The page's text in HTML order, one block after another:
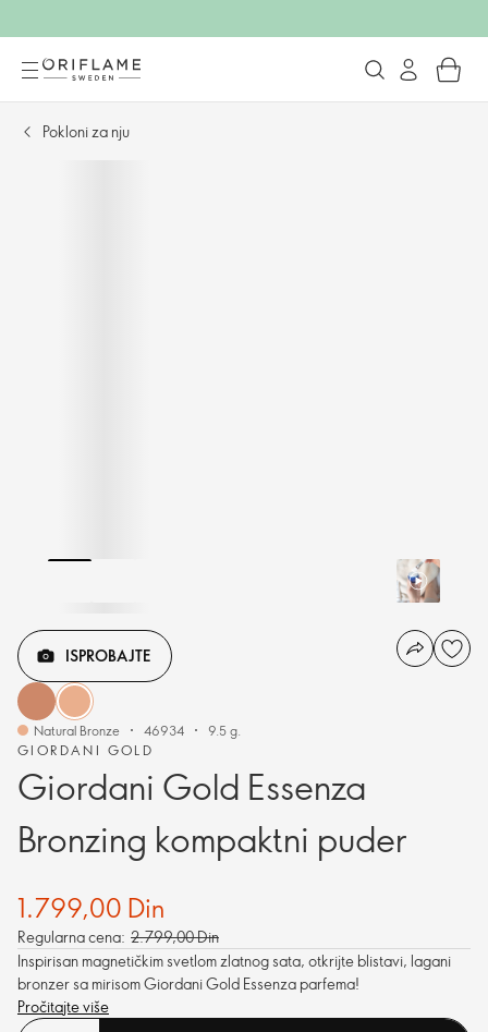
Pokloni za nju
GIORDANI GOLD
Giordani Gold Essenza
Bronzing kompaktni puder
ISPROBAJTE
Natural Bronze 46934 9.5 g.
1.799,00 Din
Regularna cena: 2.799,00 Din
Inspirisan magnetičkim svetlom zlatnog sata, otkrijte blistavi, lagani
bronzer sa mirisom Giordani Gold Essenza parfema!
Pročitajte više